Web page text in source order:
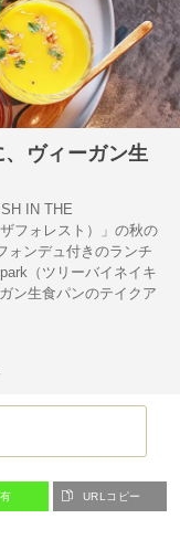
ヴィーガン生
IN THE
フォレスト）」の秋の
ォンデュ付きのランチ
（ツリーバイネイキ
ン生食パンのテイクア
URLコピー